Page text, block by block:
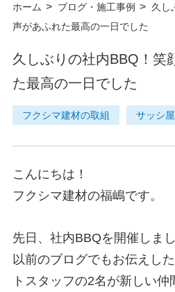
ホーム > ブログ・施工事例 > 久し
声があふれた最⾼の⼀⽇でした
久しぶりの社内BBQ！笑
た最⾼の⼀⽇でした
フクシマ建材の取組 サッシ
こんにちは！
フクシマ建材の福嶋です。
先⽇、社内BBQを開催しまし
以前のブログでもお伝えし
トスタッフの2名が新しい